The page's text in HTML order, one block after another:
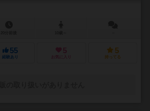
55
経験あり
5
お気に入り
5
持ってる